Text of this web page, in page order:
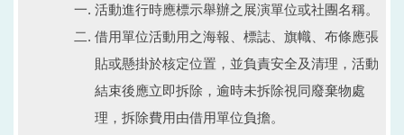
活動進行時應標示舉辦之展演單位或社團名稱。
借用單位活動用之海報、標誌、旗幟、布條應張
貼或懸掛於核定位置，並負責安全及清理，活動
結束後應立即拆除，逾時未拆除視同廢棄物處
理，拆除費用由借用單位負擔。